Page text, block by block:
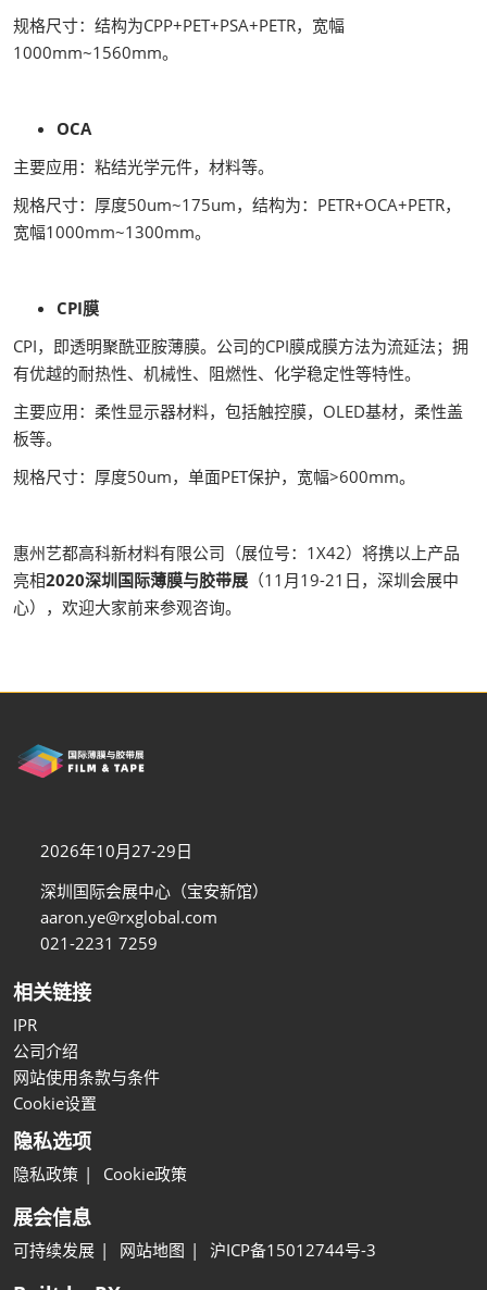
规格尺寸：结构为CPP+PET+PSA+PETR，宽幅
1000mm~1560mm。
OCA
主要应用：粘结光学元件，材料等。
规格尺寸：厚度50um~175um，结构为：PETR+OCA+PETR，
宽幅1000mm~1300mm。
CPI膜
CPI，即透明聚酰亚胺薄膜。公司的CPI膜成膜方法为流延法；拥
有优越的耐热性、机械性、阻燃性、化学稳定性等特性。
主要应用：柔性显示器材料，包括触控膜，OLED基材，柔性盖
板等。
规格尺寸：厚度50um，单面PET保护，宽幅>600mm。
惠州艺都高科新材料有限公司（展位号：1X42）将携以上产品
亮相2020深圳国际薄膜与胶带展 （11月19-21日，深圳会展中
心），欢迎大家前来参观咨询。
2026年10月27-29日
深圳国际会展中心（宝安新馆）
aaron.ye@rxglobal.com
021-2231 7259
相关链接
IPR
公司介绍
网站使用条款与条件
Cookie设置
隐私选项
隐私政策 Cookie政策
展会信息
可持续发展 网站地图 沪ICP备15012744号-3